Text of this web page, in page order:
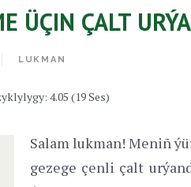
ÜÇIN ÇALT
LUKMAN
4.05 (19 Ses)
Salam lukman! Meniñ
gezege çenli çalt